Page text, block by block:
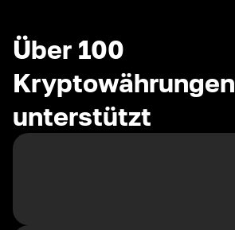
Über 100
Kryptowährungen
unterstützt